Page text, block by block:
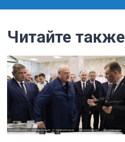
Читайте также